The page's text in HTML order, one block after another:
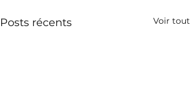
Posts récents Voir tout